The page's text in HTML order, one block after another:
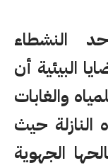
النشطاء
البيئية أن
والغابات
النازلة حيث
الجهوية